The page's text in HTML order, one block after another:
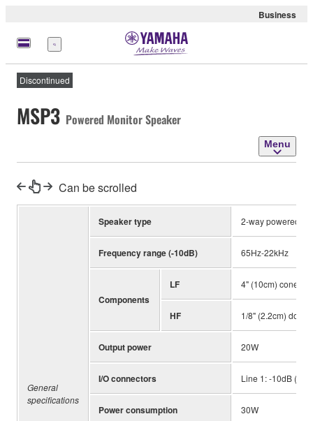
Business
Menu
Discontinued
MSP3 Powered Monitor Speaker
Menu
Can be scrolled
General
specifications
Speaker type 2-way powered
Frequency range (-10dB) 65Hz-22kHz
Components
LF 4" (10cm) cone
HF 1/8" (2.2cm) dome
Output power 20W
I/O connectors Line 1: -10dB
Power consumption 30W